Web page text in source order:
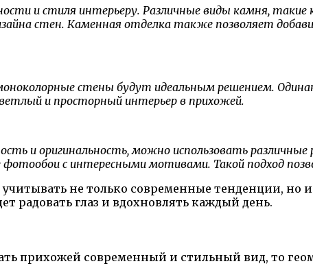
и стиля интерьеру. Различные виды камня,
стен. Каменная отделка также позволяет
стены будут идеальным решением.
и просторный интерьер в прихожей.
и оригинальность, можно использовать
с интересными мотивами. Такой подход
не только современные тенденции, но
радовать глаз и вдохновлять каждый день.
прихожей современный и стильный вид, то